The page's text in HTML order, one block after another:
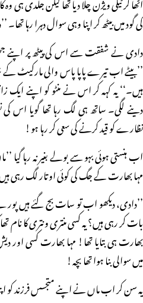
کی گود میں بیٹھ کر اپنا وہی سوال دہرا رہا
دادی نے شفقت سے اس کی پیٹھ پر اپنے
’’بیٹے اب تیرے پاپا پاس والی مارکیٹ
ہیں۔‘‘ یہ کہہ کر اس نے منٹو کو اپنے ایک
دینے لگی۔ ساتھ ہی لگ رہا تھا گویا اس
نظارے کو قید کرنے کی سعی کر رہا ہو!
اب ہنستی ہوئی بہو سے بولے بغیر نہ رہا
مہا بھارت کے جگ کی کوئی اوتار لگ رہی
’’دادی، دیکھو اب تو سات بج گئے ہیں
بات کر رہی ہیں؟ یہ کسی منتری ونتری کا نام
بھارت ہی بتایا تھا! مہا بھارت کسی اور
میں سوالی بنا ہوا تھا بچہ!
یہ سن کر اب ماں نے اپنے متجسس فرزند کو